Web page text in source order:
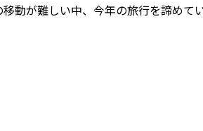
動が難しい中、今年の旅行を諦め